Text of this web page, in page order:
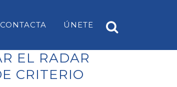
CONTACTA ÚNETE
EL RADAR
CRITERIO